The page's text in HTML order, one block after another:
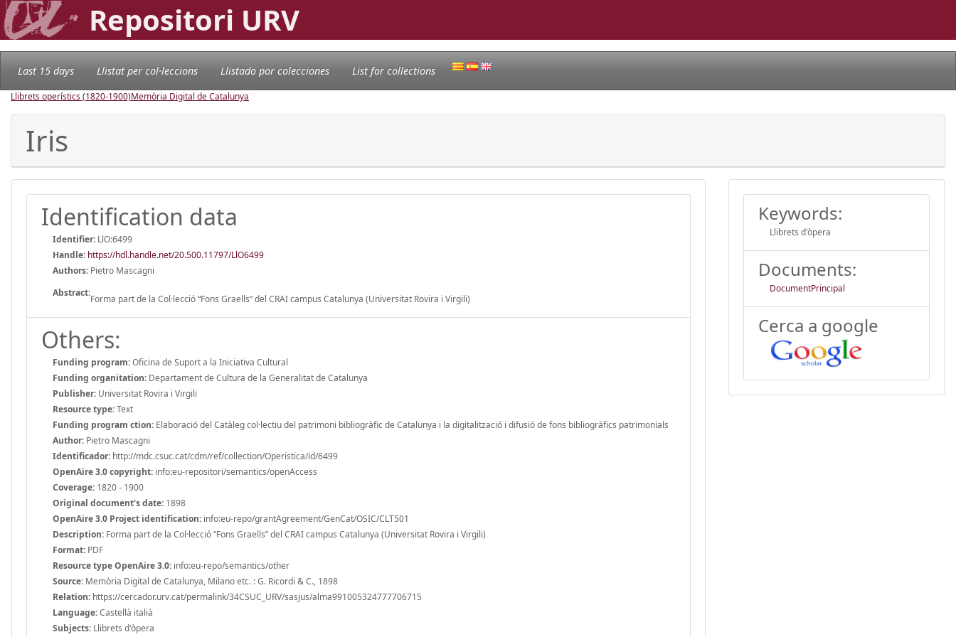
Repositori URV
Last 15 days Llistat per col·leccions Llistado por colecciones List for collections
Llibrets operístics (1820-1900)Memòria Digital de Catalunya
Iris
Identification data
Identifier: LlO:6499
Handle: https://hdl.handle.net/20.500.11797/LlO6499
Authors: Pietro Mascagni
Abstract:
Forma part de la Col·lecció “Fons Graells” del CRAI campus Catalunya (Universitat Rovira i Virgili)
Others:
Funding program:Oficina de Suport a la Iniciativa Cultural
Funding organitation: Departament de Cultura de la Generalitat de Catalunya
Publisher: Universitat Rovira i Virgili
Resource type:Text
Funding program ction: Elaboració del Catàleg col·lectiu del patrimoni bibliogràfic de Catalunya i la digitalització i difusió de fons bibliogràfics patrimonials
Author: Pietro Mascagni
Identificador: http://mdc.csuc.cat/cdm/ref/collection/Operistica/id/6499
OpenAire 3.0 copyright: info:eu-repositori/semantics/openAccess
Coverage: 1820 - 1900
Original document's date: 1898
OpenAire 3.0 Project identification: info:eu-repo/grantAgreement/GenCat/OSIC/CLT501
Description: Forma part de la Col·lecció “Fons Graells” del CRAI campus Catalunya (Universitat Rovira i Virgili)
Format: PDF
Resource type OpenAire 3.0: info:eu-repo/semantics/other
Source: Memòria Digital de Catalunya, Milano etc. : G. Ricordi & C., 1898
Relation: https://cercador.urv.cat/permalink/34CSUC_URV/sasjus/alma991005324777706715
Language:Castellà italià
Subjects: Llibrets d'òpera
Keywords:
Llibrets d'òpera
Documents:
DocumentPrincipal
Cerca a google